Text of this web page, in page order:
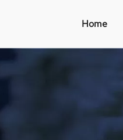
Home